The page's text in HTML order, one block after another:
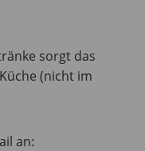
sorgt das
(nicht im
an: